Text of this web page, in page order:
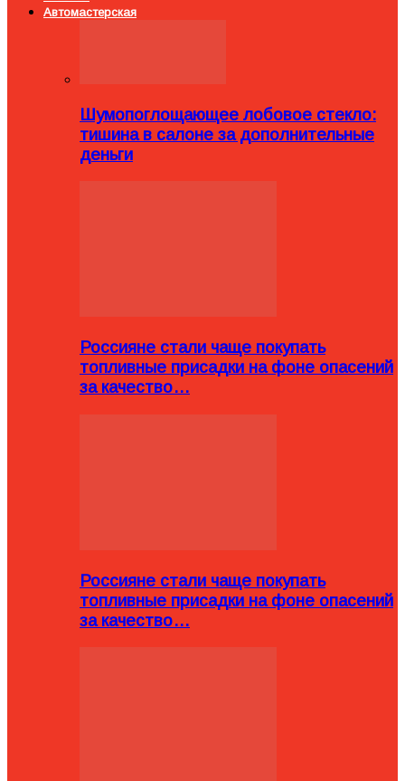
Автомастерская
Шумопоглощающее лобовое стекло:
тишина в салоне за дополнительные
деньги
Россияне стали чаще покупать
топливные присадки на фоне опасений
за качество…
Россияне стали чаще покупать
топливные присадки на фоне опасений
за качество…